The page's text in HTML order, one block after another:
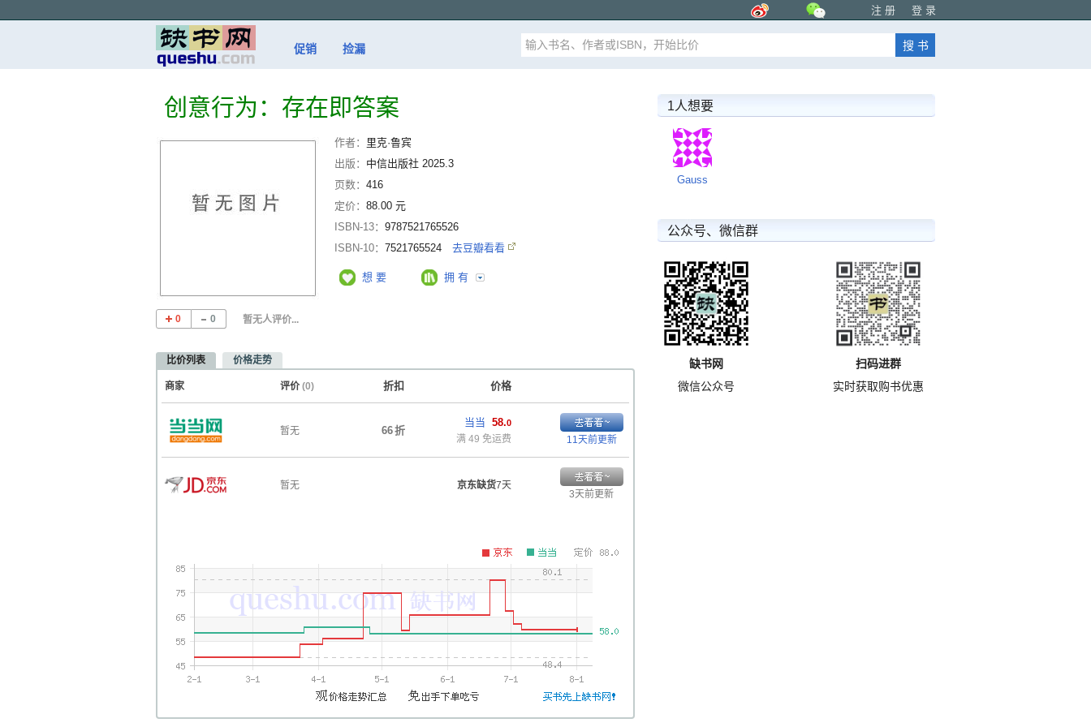
注 册 登 录
促销 捡漏
创意行为：存在即答案
作者： 里克·鲁宾
出版： 中信出版社 2025.3
页数： 416
定价： 88.00 元
ISBN-13： 9787521765526
ISBN-10： 7521765524 去豆瓣看看
想 要 拥 有
0 0 暂无人评价...
比价列表 价格走势
商家 评价 (0) 折扣 价格
暂无 66折
当当 58.0
满 49 免运费 11天前更新
暂无 京东缺货7天
3天前更新
1人想要
Gauss
公众号、微信群
缺书网
微信公众号
扫码进群
实时获取购书优惠